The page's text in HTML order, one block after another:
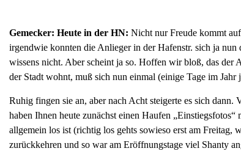
Gemecker: Heute in der HN: Nicht nur Freude kommt
irgendwie konnten die Anlieger in der Hafenstr. sich ja
wissens nicht. Aber scheint ja so. Hoffen wir bloß, das
der Stadt wohnt, muß sich nun einmal (einige Tage im
Ruhig fingen sie an, aber nach Acht steigerte es sich
haben Ihnen heute zunächst einen Haufen
allgemein los ist (richtig los gehts sowieso erst am
zurückkehren und so war am Eröffnungstage viel Shanty